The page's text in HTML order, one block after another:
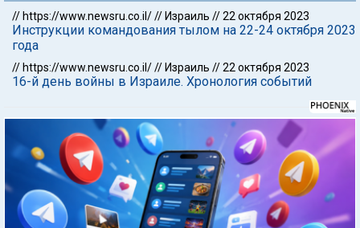
// https://www.newsru.co.il/// Израиль //22 октября 2023
Инструкции командования тылом на 22-24 октября 2023
года
// https://www.newsru.co.il/// Израиль //22 октября 2023
16-й день войны в Израиле. Хронология событий